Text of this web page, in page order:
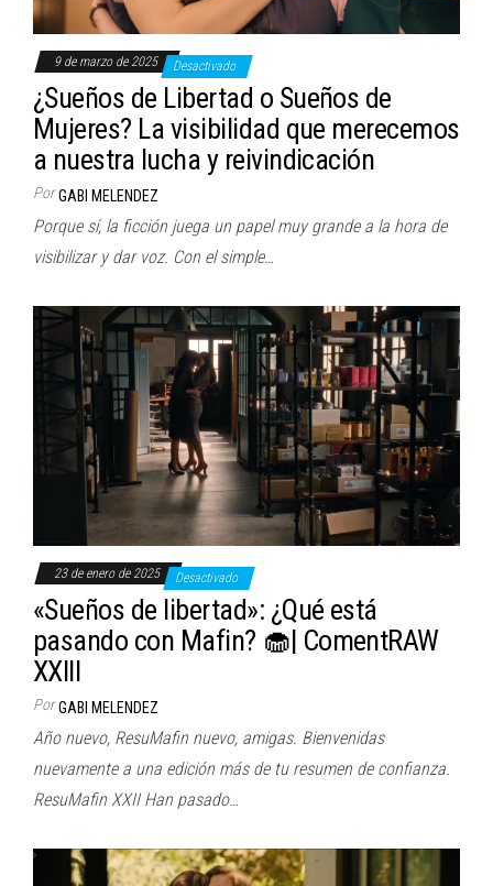
9 de marzo de 2025 Desactivado
¿Sueños de Libertad o Sueños de
Mujeres? La visibilidad que merecemos
a nuestra lucha y reivindicación
Por GABI MELENDEZ
Porque sí, la ficción juega un papel muy grande a la hora de
visibilizar y dar voz. Con el simple…
23 de enero de 2025 Desactivado
«Sueños de libertad»: ¿Qué está
pasando con Mafin? 🧁| ComentRAW
XXIII
Por GABI MELENDEZ
Año nuevo, ResuMafin nuevo, amigas. Bienvenidas
nuevamente a una edición más de tu resumen de confianza.
ResuMafin XXII Han pasado…